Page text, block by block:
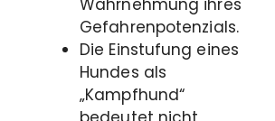
Wahrnehmung ihres
Gefahrenpotenzials.
Die Einstufung eines
Hundes als
„Kampfhund“